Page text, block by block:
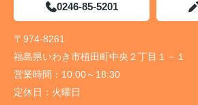
0246-85-5201
〒974-8261
福島県いわき市植田町中央２丁目１－１
営業時間： 10:00～18:30
定休日： 火曜日